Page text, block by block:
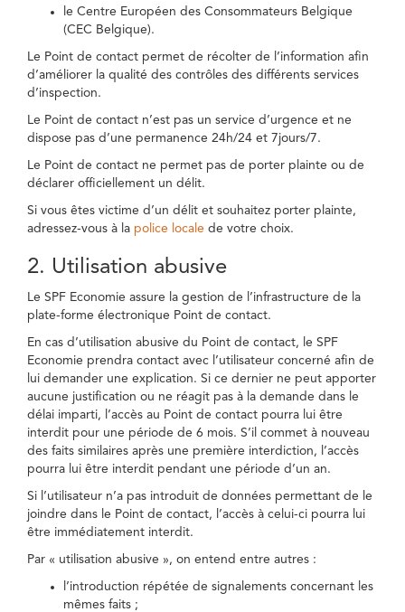
le Centre Européen des Consommateurs Belgique
(CEC Belgique).
Le Point de contact permet de récolter de l’information afin
d’améliorer la qualité des contrôles des différents services
d’inspection.
Le Point de contact n’est pas un service d’urgence et ne
dispose pas d’une permanence 24h/24 et 7jours/7.
Le Point de contact ne permet pas de porter plainte ou de
déclarer officiellement un délit.
Si vous êtes victime d’un délit et souhaitez porter plainte,
adressez-vous à la police locale de votre choix.
2. Utilisation abusive
Le SPF Economie assure la gestion de l’infrastructure de la
plate-forme électronique Point de contact.
En cas d’utilisation abusive du Point de contact, le SPF
Economie prendra contact avec l’utilisateur concerné afin de
lui demander une explication. Si ce dernier ne peut apporter
aucune justification ou ne réagit pas à la demande dans le
délai imparti, l’accès au Point de contact pourra lui être
interdit pour une période de 6 mois. S’il commet à nouveau
des faits similaires après une première interdiction, l’accès
pourra lui être interdit pendant une période d’un an.
Si l’utilisateur n’a pas introduit de données permettant de le
joindre dans le Point de contact, l’accès à celui-ci pourra lui
être immédiatement interdit.
Par « utilisation abusive », on entend entre autres :
l’introduction répétée de signalements concernant les
mêmes faits ;